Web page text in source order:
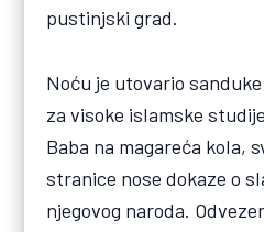
pustinjski grad.
Noću je utovario
za visoke islamske
Baba na magareća kola,
stranice nose dokaze o
njegovog naroda.